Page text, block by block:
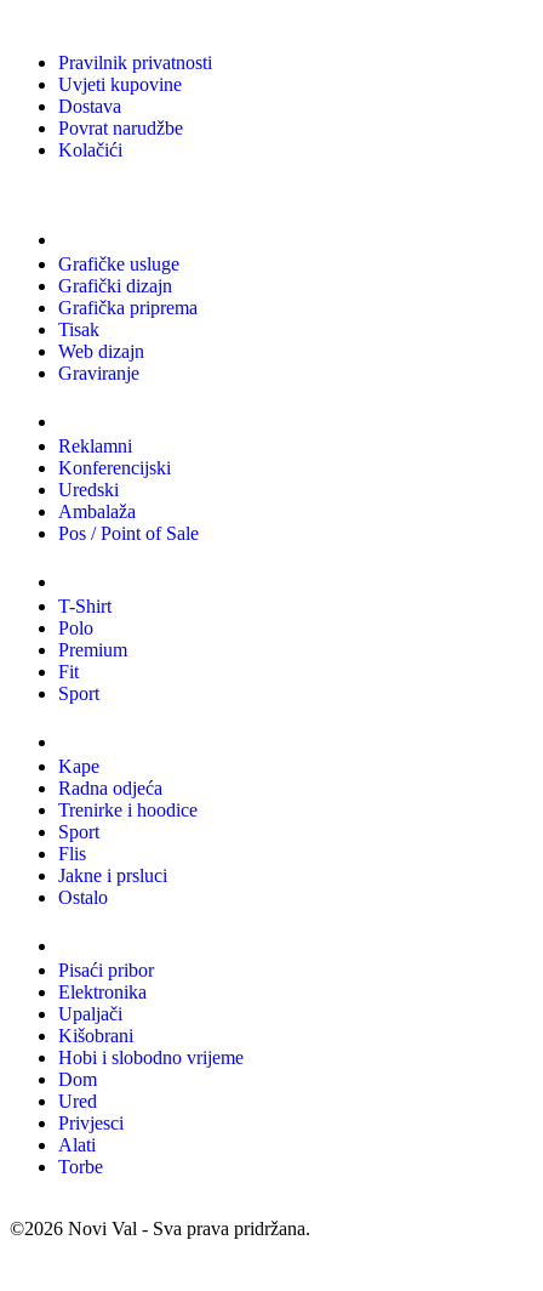
Pravilnik privatnosti
Uvjeti kupovine
Dostava
Povrat narudžbe
Kolačići
Grafičke usluge
Grafički dizajn
Grafička priprema
Tisak
Web dizajn
Graviranje
Reklamni
Konferencijski
Uredski
Ambalaža
Pos / Point of Sale
T-Shirt
Polo
Premium
Fit
Sport
Kape
Radna odjeća
Trenirke i hoodice
Sport
Flis
Jakne i prsluci
Ostalo
Pisaći pribor
Elektronika
Upaljači
Kišobrani
Hobi i slobodno vrijeme
Dom
Ured
Privjesci
Alati
Torbe
©2026 Novi Val - Sva prava pridržana.